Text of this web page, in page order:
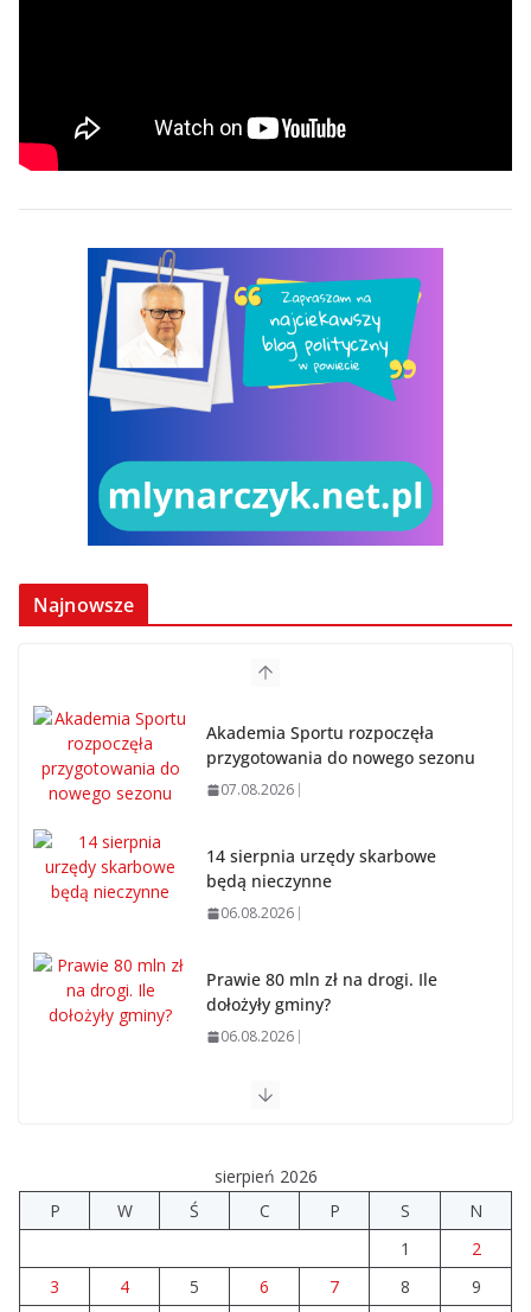
Najnowsze
Akademia Sportu rozpoczęła
przygotowania do nowego sezonu
07.08.2026
14 sierpnia urzędy skarbowe
będą nieczynne
06.08.2026
Prawie 80 mln zł na drogi. Ile
dołożyły gminy?
06.08.2026
Szkoła we Władysławowie przechodzi modernizację
Prawie 20 tys. zł dla dyrektora szpitala. Podwyżka
mimo finansowych problemów
sierpień 2026
P
W Ś C P S
N
1
2
3
4 5 6 7 8
9